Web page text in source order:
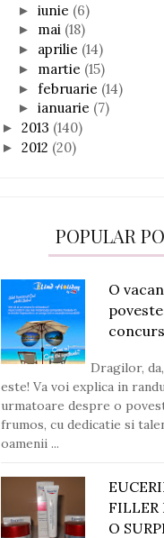
► iunie (6)
► mai (18)
► aprilie (14)
► martie (15)
► februarie (14)
► ianuarie (7)
► 2013 (140)
► 2012 (20)
POPULAR
O
Dragilor,
este! Va voi explica in
urmatoare despre o
frumos, cu dedicatie si
oamenii ...
FILLER
O